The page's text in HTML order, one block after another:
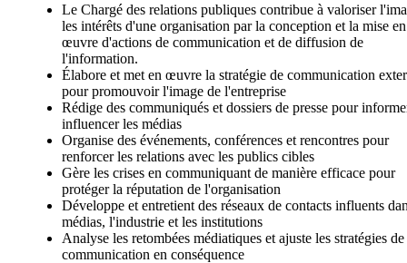
Le Chargé des relations publiques contribue à valoriser
les intérêts d'une organisation par la conception et la mise en
œuvre d'actions de communication et de diffusion de
l'information.
Élabore et met en œuvre la stratégie de communication
pour promouvoir l'image de l'entreprise
Rédige des communiqués et dossiers de presse pour
influencer les médias
Organise des événements, conférences et rencontres pour
renforcer les relations avec les publics cibles
Gère les crises en communiquant de manière efficace pour
protéger la réputation de l'organisation
Développe et entretient des réseaux de contacts influents
médias, l'industrie et les institutions
Analyse les retombées médiatiques et ajuste les stratégies de
communication en conséquence